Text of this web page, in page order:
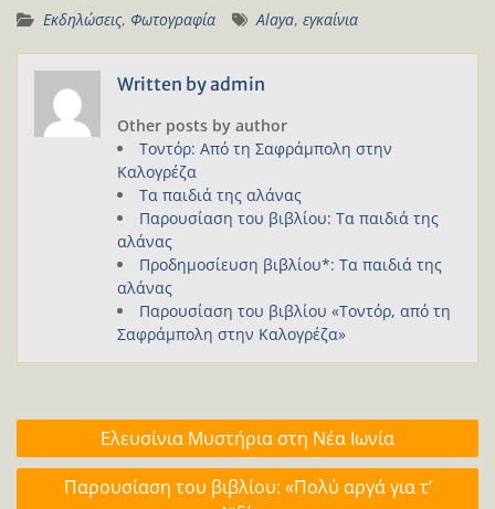
Εκδηλώσεις, Φωτογραφία Alaya, εγκαίνια
Written byadmin
Other posts by author
Τοντόρ: Από τη Σαφράμπολη στην
Καλογρέζα
Τα παιδιά της αλάνας
Παρουσίαση του βιβλίου: Τα παιδιά της
αλάνας
Προδημοσίευση βιβλίου*: Τα παιδιά της
αλάνας
Παρουσίαση του βιβλίου «Τοντόρ, από τη
Σαφράμπολη στην Καλογρέζα»
Πλοήγηση
άρθρων
Ελευσίνια Μυστήρια στη Νέα Ιωνία
Παρουσίαση του βιβλίου: «Πολύ αργά για τ’